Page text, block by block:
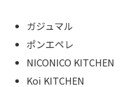
ガジュマル
ポンエペレ
NICONICO KITCHEN
Koi KITCHEN